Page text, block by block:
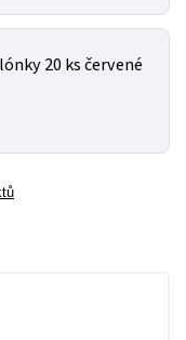
20 ks červené